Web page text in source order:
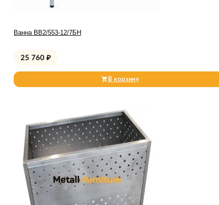
Ванна ВВ2/553-12/7БН
25 760 ₽
В корзину